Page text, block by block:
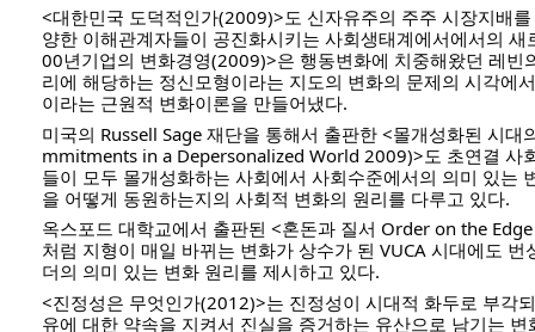
<대한민국 도덕적인가(2009)>도 신자유주의 주주 시장지배
양한 이해관계자들이 공진화시키는 사회생태계에서에서의
00년기업의 변화경영(2009)>은 행동변화에 치중해왔던 레빈
리에 해당하는 정신모형이라는 지도의 변화의 문제의 시각에
이라는 근원적 변화이론을 만들어냈다.
미국의 Russell Sage 재단을 통해서 출판한 <몰개성화된 시대
mmitments in a Depersonalized World 2009)>도 초연결 사
들이 모두 몰개성화하는 사회에서 사회수준에서의 의미 있는
을 어떻게 동원하는지의 사회적 변화의 원리를 다루고 있다.
옥스포드 대학교에서 출판된 <혼돈과 질서 Order on the
처럼 지형이 매일 바뀌는 변화가 상수가 된 VUCA 시대에도
더의 의미 있는 변화 원리를 제시하고 있다.
<진정성은 무엇인가(2012)>는 진정성이 시대적 화두로 부각
유에 대한 약속을 지켜서 진실을 증거하는 유산으로 남기는